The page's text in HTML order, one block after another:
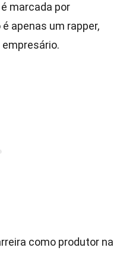
marcada por
apenas um rapper,
como produtor na